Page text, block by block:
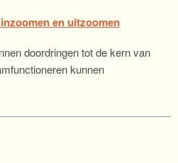
en uitzoomen
doordringen tot de kern van
kunnen